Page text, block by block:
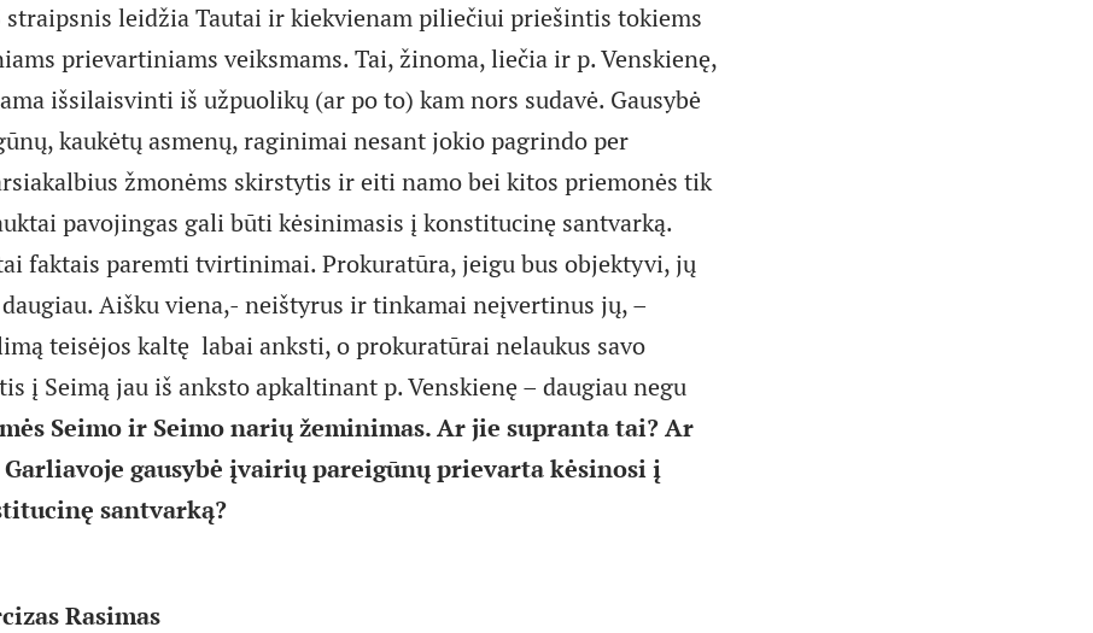
leidžia Tautai ir kiekvienam piliečiui priešintis tokiems
prievartiniams veiksmams. Tai, žinoma, liečia ir p. Venskienę,
išsilaisvinti iš užpuolikų (ar po to) kam nors sudavė. Gausybė
kaukėtų asmenų, raginimai nesant jokio pagrindo per
žmonėms skirstytis ir eiti namo bei kitos priemonės tik
pavojingas gali būti kėsinimasis į konstitucinę santvarką.
faktais paremti tvirtinimai. Prokuratūra, jeigu bus objektyvi, jų
Aišku viena,- neištyrus ir tinkamai neįvertinus jų, –
teisėjos kaltę labai anksti, o prokuratūrai nelaukus savo
į Seimą jau iš anksto apkaltinant p. Venskienę – daugiau negu
Seimo ir Seimo narių žeminimas. Ar jie supranta tai? Ar
gausybė įvairių pareigūnų prievarta kėsinosi į
santvarką?
Rasimas